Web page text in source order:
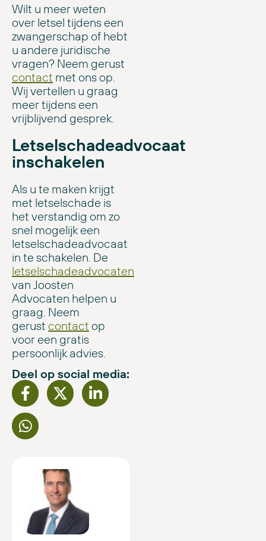
Wilt u meer weten
over letsel tijdens een
zwangerschap of hebt
u andere juridische
vragen? Neem gerust
contact met ons op.
Wij vertellen u graag
meer tijdens een
vrijblijvend gesprek.
Letselschadeadvocaat
inschakelen
Als u te maken krijgt
met letselschade is
het verstandig om zo
snel mogelijk een
letselschadeadvocaat
in te schakelen. De
letselschadeadvocaten
van Joosten
Advocaten helpen u
graag. Neem
gerust contact op
voor een gratis
persoonlijk advies.
Deel op social media: